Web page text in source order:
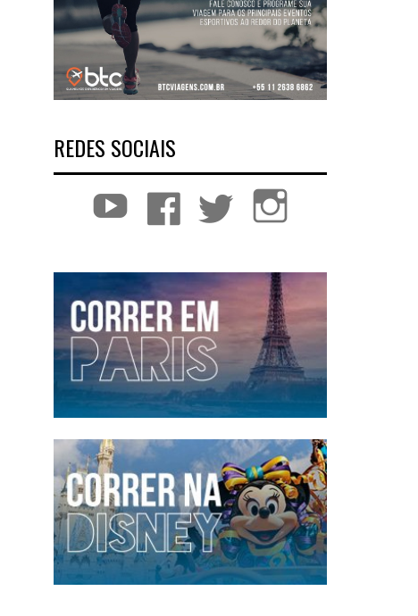
REDES SOCIAIS
YouTube Facebook Twitter